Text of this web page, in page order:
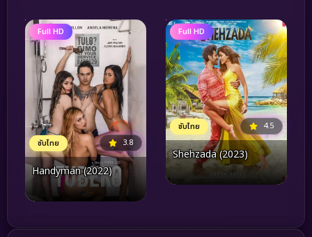
Full HD
ซับไทย 3.8
Handyman (2022)
Full HD
ซับไทย 4.5
Shehzada (2023)